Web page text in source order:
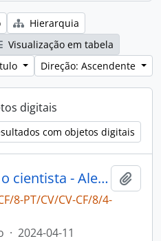
Hierarquia
Visualização em tabela
Direção: Ascendente
digitais
com objetos digitais
ECV - Encontro com o cientista - Alexandre Cabral
8-PT/CV/CV-CF/8/4-
· 2024-04-11